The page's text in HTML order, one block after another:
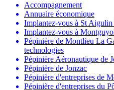
Accompagnement
Annuaire économique
Implantez-vous à St Aigulin
Implantez-vous à
Pépinière de Montlieu La
technologies
Pépinière Aéronautique de
Pépinière de Jonzac
Pépinière d'entreprises de
Pépinière d'entreprises du